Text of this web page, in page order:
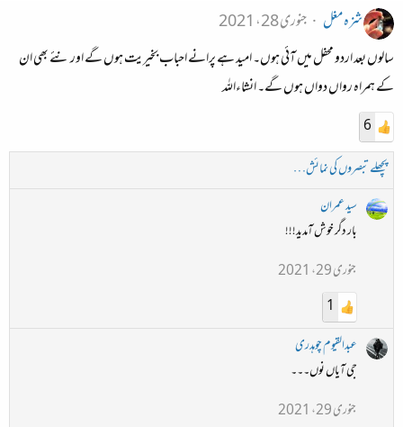
شزہ مغل
جنوری 28، 2021
سالوں بعد اردو محفل میں آئی ہوں۔ امید ہے پرانے احباب بخیریت ہوں گے اور نئے بھی ان
کے ہمراہ رواں دواں ہوں گے۔ انشاءاللہ
6
پچھلے تبصروں کی نمائش…
سید عمران
بار دگر خوش آمدید!!!
جنوری 29، 2021
1
عبدالقیوم چوہدری
جی آیاں نوں۔۔۔
جنوری 29، 2021